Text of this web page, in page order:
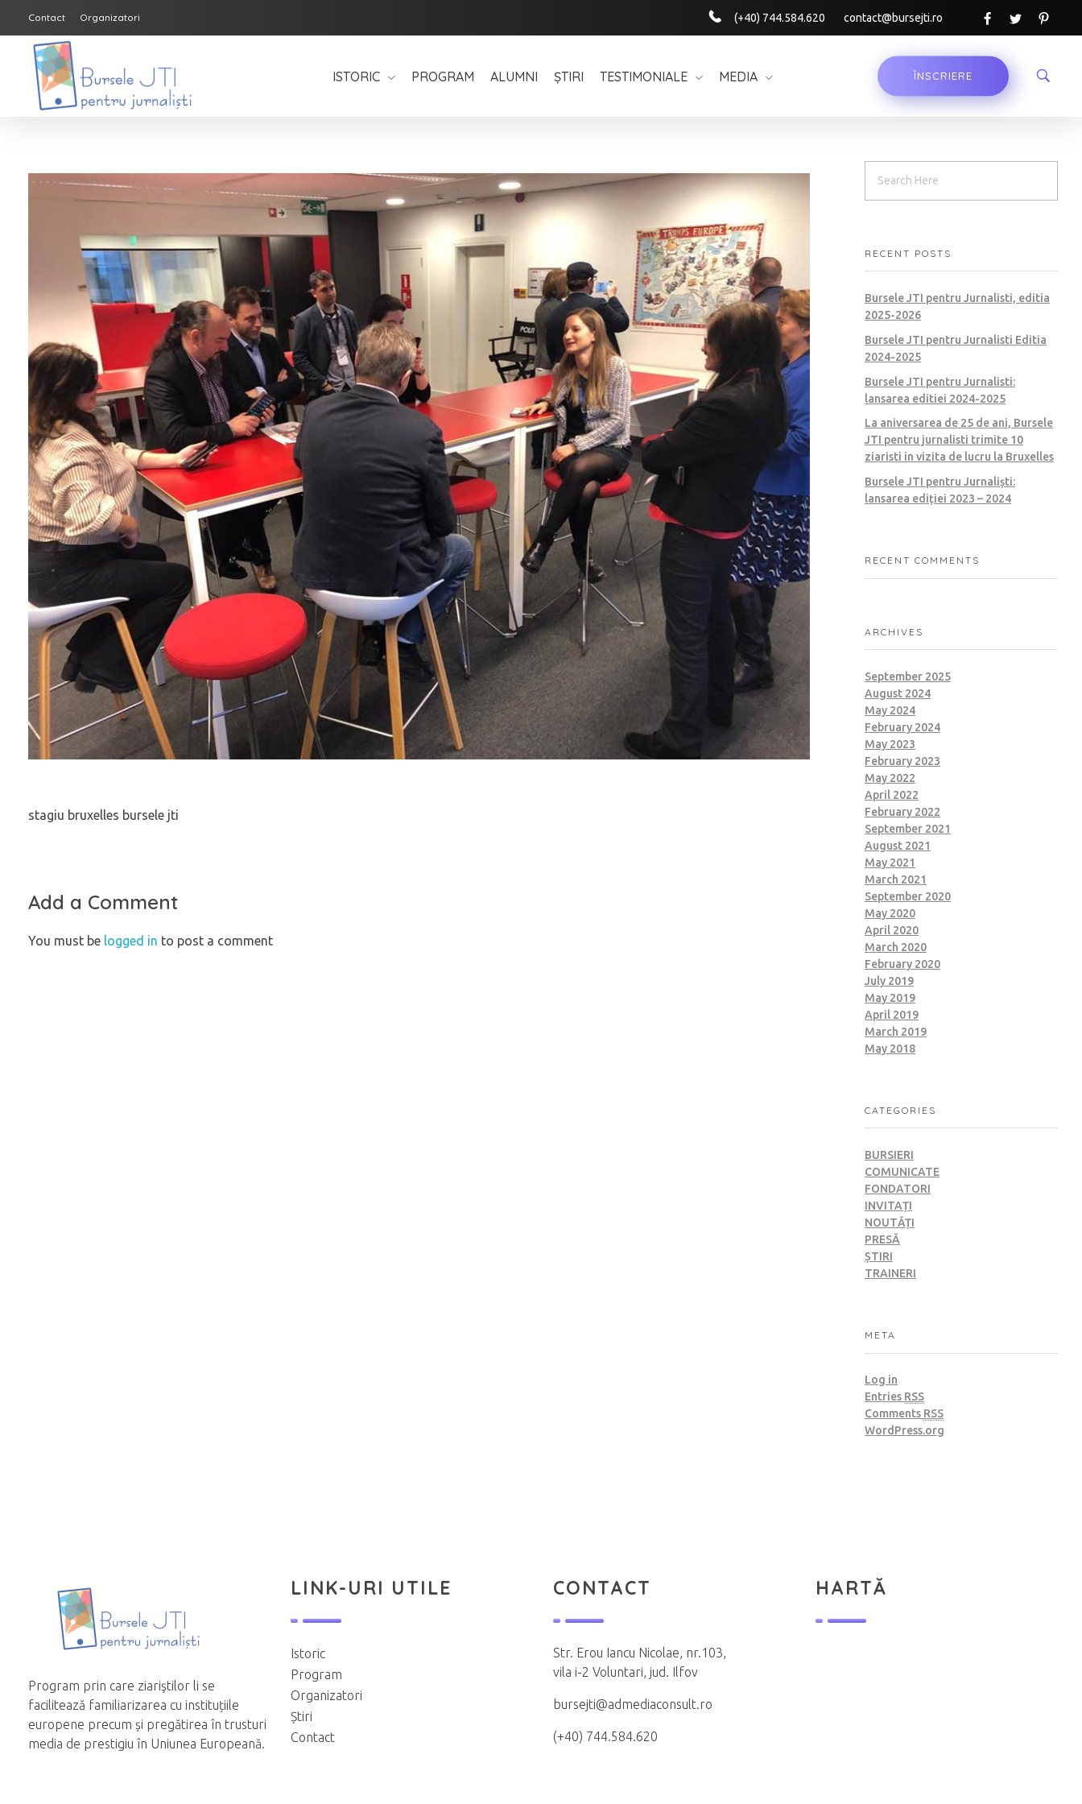
Contact Organizatori (+40) 744.584.620 contact@bursejti.ro
ÎNSCRIERE
ISTORIC PROGRAM ALUMNI ȘTIRI TESTIMONIALE MEDIA
stagiu bruxelles bursele jti
Add a Comment
You must be logged in to post a comment
RECENT POSTS
Bursele JTI pentru Jurnalisti, editia
2025-2026
Bursele JTI pentru Jurnalisti Editia
2024-2025
Bursele JTI pentru Jurnalisti:
lansarea editiei 2024-2025
La aniversarea de 25 de ani, Bursele
JTI pentru jurnalisti trimite 10
ziaristi in vizita de lucru la Bruxelles
Bursele JTI pentru Jurnaliști:
lansarea ediției 2023 – 2024
RECENT COMMENTS
ARCHIVES
September 2025
August 2024
May 2024
February 2024
May 2023
February 2023
May 2022
April 2022
February 2022
September 2021
August 2021
May 2021
March 2021
September 2020
May 2020
April 2020
March 2020
February 2020
July 2019
May 2019
April 2019
March 2019
May 2018
CATEGORIES
BURSIERI
COMUNICATE
FONDATORI
INVITAȚI
NOUTĂȚI
PRESĂ
ȘTIRI
TRAINERI
META
Log in
Entries RSS
Comments RSS
WordPress.org
Program prin care ziariştilor li se
facilitează familiarizarea cu instituțiile
europene precum și pregătirea în trusturi
media de prestigiu în Uniunea Europeană.
LINK-URI UTILE
Istoric
Program
Organizatori
Știri
Contact
CONTACT
Str. Erou Iancu Nicolae, nr.103,
vila i-2 Voluntari, jud. Ilfov
bursejti@admediaconsult.ro
(+40) 744.584.620
HARTĂ